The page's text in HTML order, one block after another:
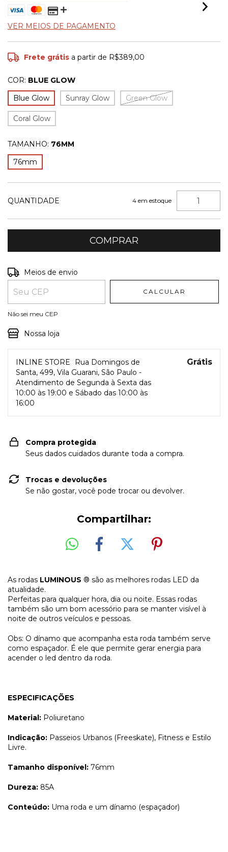
VER MEIOS DE PAGAMENTO
Frete grátis a partir de R$389,00
COR: BLUE GLOW
Blue Glow
Sunray Glow Green Glow
Coral Glow
TAMANHO: 76MM
76mm
QUANTIDADE 4 em estoque
Entregas para o CEP:
Meios de envio
CALCULAR
Não sei meu CEP
Nossa loja
INLINE STORE
Rua Domingos de
Santa, 499, Vila Guarani, São Paulo -
Atendimento de Segunda à Sexta das
10:00 às 19:00 e Sábado das 10:00 às
16:00
Grátis
Compra protegida
Seus dados cuidados durante toda a compra.
Trocas e devoluções
Se não gostar, você pode trocar ou devolver.
Compartilhar:
As rodas LUMINOUS ® são as melhores rodas LED da
atualidade.
Perfeitas para qualquer hora, dia ou noite. Essas rodas
também são um bom acessório para se manter visível à
noite de outros veículos e pessoas.
Obs: O dínamo que acompanha esta roda também serve
como espaçador. É ele que permite gerar energia para
acender o led dentro da roda.
ESPECIFICAÇÕES
Material: Poliuretano
Indicação: Passeios Urbanos (Freeskate), Fitness e Estilo
Livre.
Tamanho disponível: 76mm
Dureza: 85A
Conteúdo: Uma roda e um dínamo (espaçador)